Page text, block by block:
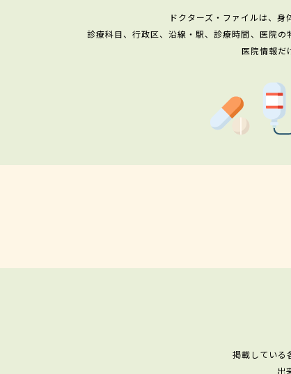
ドクターズ・ファイルは、
診療科目、行政区、沿線・駅、診療時間、医院
医院情報だ
掲載している
出